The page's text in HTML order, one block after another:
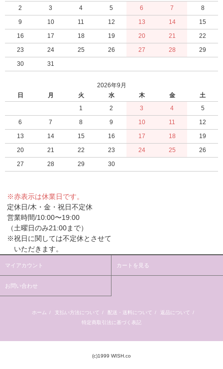
2
3 4 5 6 7
8
9
10 11 12 13 14
15
16
17 18 19 20 21
22
23
24 25 26 27 28
29
30
31
2026年9月
日
月 火 水 木 金
土
1
2 3 4
5
6
7 8 9 10 11
12
13
14 15 16 17 18
19
20
21 22 23 24 25
26
27
28 29 30
※赤表示は休業日です。
定休日/木・金・祝日不定休
営業時間/10:00〜19:00
（土曜日のみ21:00まで）
※祝日に関しては不定休とさせて
いただきます。
マイアカウント カートを見る
お問い合わせ
ホーム / 支払い方法について / 配送・送料について / 返品について /
特定商取引法に基づく表記
(c)1999 WISH.co